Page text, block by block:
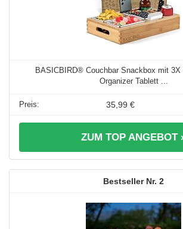
BASICBIRD® Couchbar Snackbox mit
Organizer Tablett ...
35,99 €
ZUM TOP ANGEBOT
2